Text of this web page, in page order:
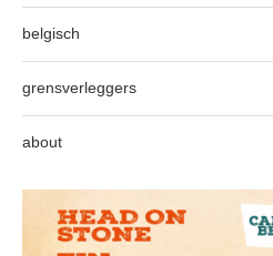
belgisch
grensverleggers
about